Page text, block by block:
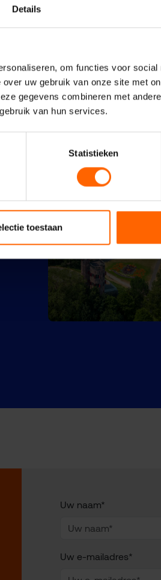
Details
om functies voor social
uw gebruik van onze site met
gegevens combineren met
van hun services.
Statistieken
toestaan
Uw naam*
Uw e-mailadres*